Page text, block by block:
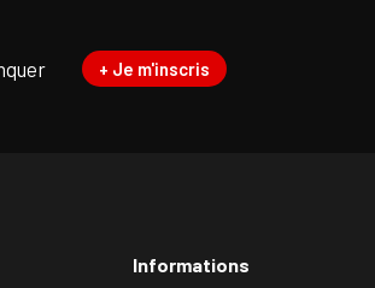
+ Je m'inscris
Informations